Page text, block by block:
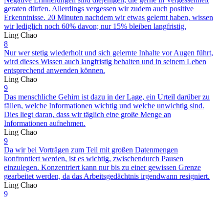
geraten dürfen. Allerdings vergessen wir zudem auch positive
Erkenntnisse. 20 Minuten nachdem wir etwas gelernt haben, wissen
wir lediglich noch 60% davon; nur 15% bleiben langfristig.
Ling Chao
8
Nur wer stetig wiederholt und sich gelernte Inhalte vor Augen führt,
wird dieses Wissen auch langfristig behalten und in seinem Leben
entsprechend anwenden können.
Ling Chao
9
Das menschliche Gehirn ist dazu in der Lage, ein Urteil darüber zu
fällen, welche Informationen wichtig und welche unwichtig sind.
Dies liegt daran, dass wir täglich eine große Menge an
Informationen aufnehmen.
Ling Chao
9
Da wir bei Vorträgen zum Teil mit großen Datenmengen
konfrontiert werden, ist es wichtig, zwischendurch Pausen
einzulegen. Konzentriert kann nur bis zu einer gewissen Grenze
gearbeitet werden, da das Arbeitsgedächtnis irgendwann resigniert.
Ling Chao
9